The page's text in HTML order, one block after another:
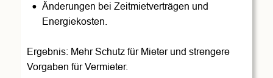
• Änderungen bei Zeitmietverträgen und
Energiekosten.
Ergebnis: Mehr Schutz für Mieter und strengere
Vorgaben für Vermieter.